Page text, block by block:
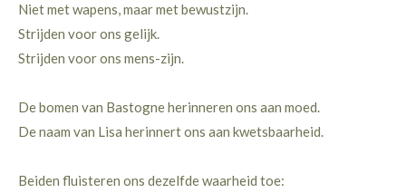
Niet met wapens, maar met bewustzijn.
Strijden voor ons gelijk.
Strijden voor ons mens-zijn.
De bomen van Bastogne herinneren ons aan moed.
De naam van Lisa herinnert ons aan kwetsbaarheid.
Beiden fluisteren ons dezelfde waarheid toe: